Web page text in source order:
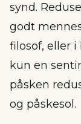
synd.
godt
filosof, eller
kun en
påsken
og påskesol.